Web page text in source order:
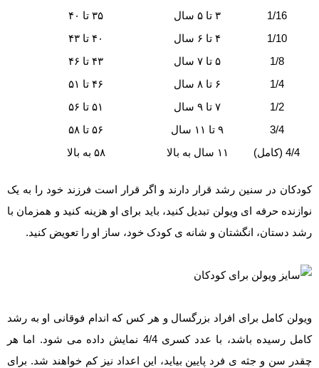
1/16
۳ تا ۵ سال
۳۵ تا ۴۰
1/10
۴ تا ۶ سال
۴۰ تا ۴۳
1/8
۵ تا ۷ سال
۴۳ تا ۴۶
1/4
۶ تا ۸ سال
۴۶ تا ۵۱
1/2
۷ تا ۹ سال
۵۱ تا ۵۶
3/4
۹ تا ۱۱ سال
۵۶ تا ۵۸
4/4 (کامل)
۱۱ سال به بالا ۵۸ به بالا
کودکان در سنین رشد قرار دارند و اگر قرار است فرزند خود را به یک
نوازنده حرفه ای ویولن تبدیل کنید، باید برای او هزینه کنید و همزمان با
رشد دستان، انگشتان و شانه ی کودک خود، ساز او را تعویض کنید.
ویولن کامل برای افراد بزرگسال و هر کس که اندام فوقانی او به رشد
کامل رسیده باشد، با عدد کسری 4/4 نمایش داده می شود. اما هر
چقدر سن و جثه ی فرد پایین بیاید، این اعداد نیز کم خواهند شد. برای